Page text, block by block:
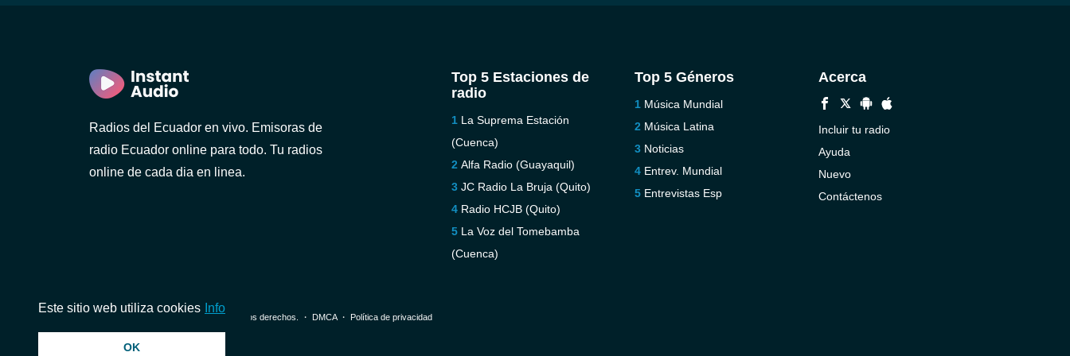
Radios del Ecuador en vivo. Emisoras de
radio Ecuador online para todo. Tu radios
online de cada dia en linea.
Top 5 Estaciones de
radio
La Suprema Estación
(Cuenca)
Alfa Radio (Guayaquil)
JC Radio La Bruja (Quito)
Radio HCJB (Quito)
La Voz del Tomebamba
(Cuenca)
Top 5 Géneros
Música Mundial
Música Latina
Noticias
Entrev. Mundial
Entrevistas Esp
Acerca
Incluir tu radio
Ayuda
Nuevo
Contáctenos
© 2026 InstantAudio. Reservados todos los derechos. ・ DMCA・ Política de privacidad
Este sitio web utiliza cookies Info
OK